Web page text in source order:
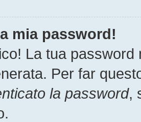
mia password!
La tua
Per far
la password,